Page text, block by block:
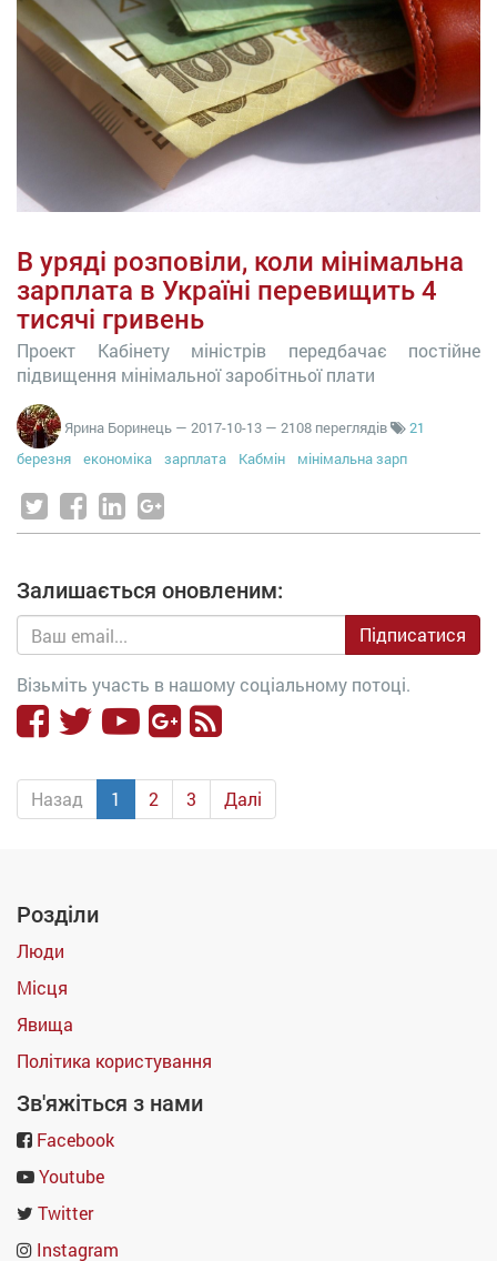
В уряді розповіли, коли мінімальна
зарплата в Україні перевищить 4
тисячі гривень
Проект Кабінету міністрів передбачає постійне
підвищення мінімальної заробітньої плати
Ярина Боринець — 2017-10-13 — 2108 переглядів
21
березня
економіка зарплата Кабмін мінімальна зарп
Залишається оновленим:
Підписатися
Візьміть участь в нашому соціальному потоці.
Назад 1 2 3 Далі
Розділи
Люди
Місця
Явища
Політика користування
Зв'яжіться з нами
Facebook
Youtube
Twitter
Instagram